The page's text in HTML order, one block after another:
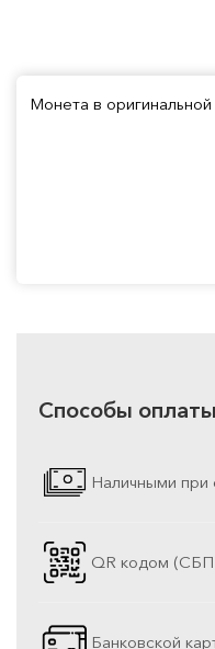
Монета в
Способы оплаты
Наличными при
QR кодом
Банковской